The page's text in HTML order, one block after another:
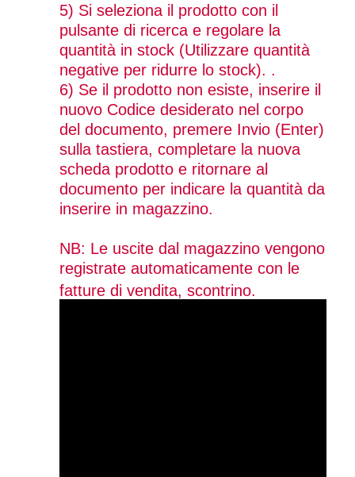
5) Si seleziona il prodotto con il
pulsante di ricerca e regolare la
quantità in stock (Utilizzare quantità
negative per ridurre lo stock). .
6) Se il prodotto non esiste, inserire il
nuovo Codice desiderato nel corpo
del documento, premere Invio (Enter)
sulla tastiera, completare la nuova
scheda prodotto e ritornare al
documento per indicare la quantità da
inserire in magazzino.
NB: Le uscite dal magazzino vengono
registrate automaticamente con le
fatture di vendita, scontrino.